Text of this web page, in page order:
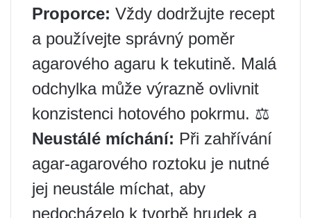
Proporce: Vždy dodržujte recept
a používejte správný poměr
agarového agaru k tekutině. Malá
odchylka může výrazně ovlivnit
konzistenci hotového pokrmu. ⚖️
Neustálé míchání: Při zahřívání
agar-agarového roztoku je nutné
jej neustále míchat, aby
nedocházelo k tvorbě hrudek a